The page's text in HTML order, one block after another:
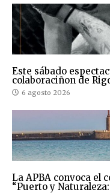
Este sábado
colaboraciñon de
6 agosto 2026
La APBA convoca el
“Puerto y